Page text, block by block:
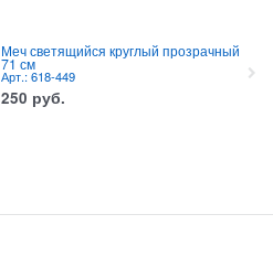
Меч светящийся круглый прозрачный
71 см
Арт.: 618-449
250 руб.